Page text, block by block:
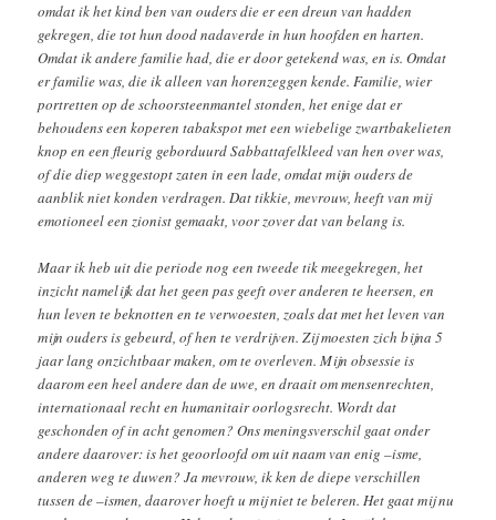
omdat ik het kind ben van ouders die er een dreun van hadden
gekregen, die tot hun dood nadaverde in hun hoofden en harten.
Omdat ik andere familie had, die er door getekend was, en is. Omdat
er familie was, die ik alleen van horenzeggen kende. Familie, wier
portretten op de schoorsteenmantel stonden, het enige dat er
behoudens een koperen tabakspot met een wiebelige zwartbakelieten
knop en een fleurig geborduurd Sabbattafelkleed van hen over was,
of die diep weggestopt zaten in een lade, omdat mijn ouders de
aanblik niet konden verdragen. Dat tikkie, mevrouw, heeft van mij
emotioneel een zionist gemaakt, voor zover dat van belang is.
Maar ik heb uit die periode nog een tweede tik meegekregen, het
inzicht namelijk dat het geen pas geeft over anderen te heersen, en
hun leven te beknotten en te verwoesten, zoals dat met het leven van
mijn ouders is gebeurd, of hen te verdrijven. Zij moesten zich bijna 5
jaar lang onzichtbaar maken, om te overleven. Mijn obsessie is
daarom een heel andere dan de uwe, en draait om mensenrechten,
internationaal recht en humanitair oorlogsrecht. Wordt dat
geschonden of in acht genomen? Ons meningsverschil gaat onder
andere daarover: is het geoorloofd om uit naam van enig –isme,
anderen weg te duwen? Ja mevrouw, ik ken de diepe verschillen
tussen de –ismen, daarover hoeft u mij niet te beleren. Het gaat mij nu